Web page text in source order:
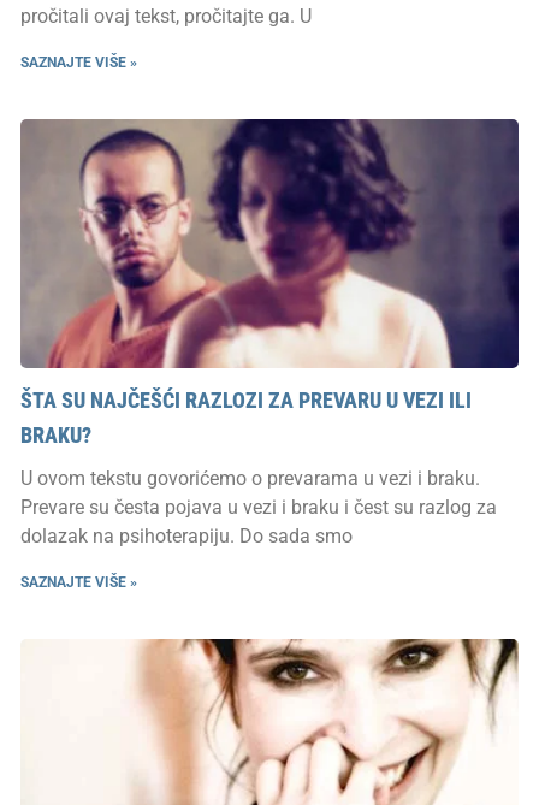
pročitali ovaj tekst, pročitajte ga. U
SAZNAJTE VIŠE »
ŠTA SU NAJČEŠĆI RAZLOZI ZA PREVARU U VEZI ILI
BRAKU?
U ovom tekstu govorićemo o prevarama u vezi i braku.
Prevare su česta pojava u vezi i braku i čest su razlog za
dolazak na psihoterapiju. Do sada smo
SAZNAJTE VIŠE »